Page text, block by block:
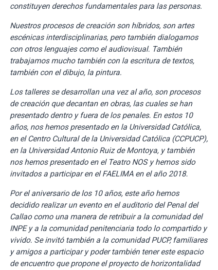
constituyen derechos fundamentales para las personas.
Nuestros procesos de creación son híbridos, son artes
escénicas interdisciplinarias, pero también dialogamos
con otros lenguajes como el audiovisual. También
trabajamos mucho también con la escritura de textos,
también con el dibujo, la pintura.
Los talleres se desarrollan una vez al año, son procesos
de creación que decantan en obras, las cuales se han
presentado dentro y fuera de los penales. En estos 10
años, nos hemos presentado en la Universidad Católica,
en el Centro Cultural de la Universidad Católica (CCPUCP),
en la Universidad Antonio Ruiz de Montoya, y también
nos hemos presentado en el Teatro NOS y hemos sido
invitados a participar en el FAELIMA en el año 2018.
Por el aniversario de los 10 años, este año hemos
decidido realizar un evento en el auditorio del Penal del
Callao como una manera de retribuir a la comunidad del
INPE y a la comunidad penitenciaria todo lo compartido y
vivido. Se invitó también a la comunidad PUCP, familiares
y amigos a participar y poder también tener este espacio
de encuentro que propone el proyecto de horizontalidad